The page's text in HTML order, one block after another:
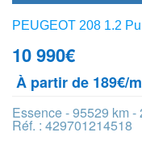
PEUGEOT 208 1.2
10 990€
À partir de 189€/
Essence - 95529 km
Réf. : 429701214518